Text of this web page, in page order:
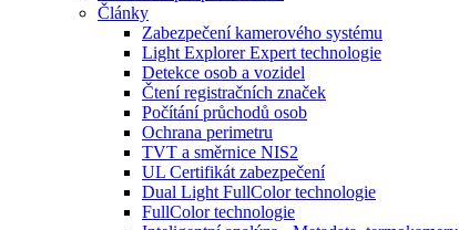
Články
Zabezpečení kamerového systému
Light Explorer Expert technologie
Detekce osob a vozidel
Čtení registračních značek
Počítání průchodů osob
Ochrana perimetru
TVT a směrnice NIS2
UL Certifikát zabezpečení
Dual Light FullColor technologie
FullColor technologie